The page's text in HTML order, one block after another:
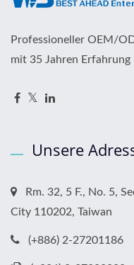
Professioneller OEM/
mit 35 Jahren
Unsere
Rm. 32, 5 F., No. 5,
City 110202, Taiwan
(+886) 2-27201186